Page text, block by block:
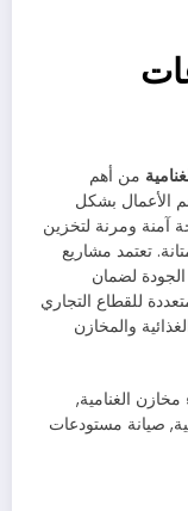
من أهم
الأعمال بشكل
آمنة ومرنة لتخزين
تعتمد مشاريع
الجودة لضمان
للقطاع التجاري
والمخازن
مخازن الغنامية,
صيانة مستودعات